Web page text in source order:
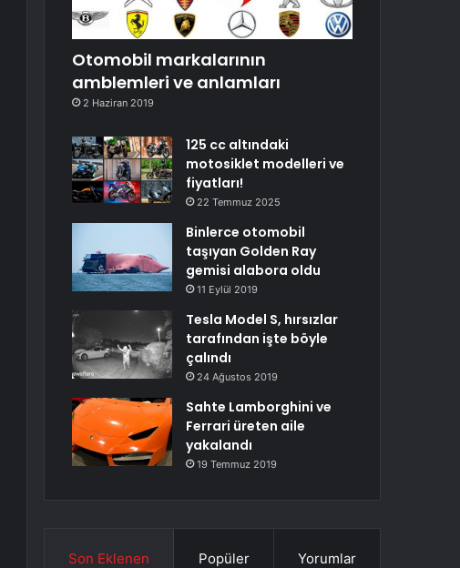
Otomobil markalarının
amblemleri ve anlamları
2 Haziran 2019
125 cc altındaki
motosiklet modelleri ve
fiyatları!
22 Temmuz 2025
Binlerce otomobil
taşıyan Golden Ray
gemisi alabora oldu
11 Eylül 2019
Tesla Model S, hırsızlar
tarafından işte böyle
çalındı
24 Ağustos 2019
Sahte Lamborghini ve
Ferrari üreten aile
yakalandı
19 Temmuz 2019
Son Eklenen Popüler Yorumlar